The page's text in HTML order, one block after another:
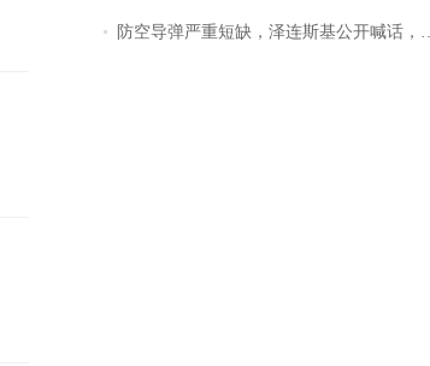
防空导弹严重短缺，泽连斯基公开喊话，乌克兰失去导弹拦截能力？